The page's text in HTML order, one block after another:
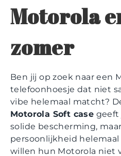
Motorola
zomer
Ben jij op zoek naar een
telefoonhoesje dat niet
vibe helemaal matcht?
Motorola Soft case geeft
solide bescherming,
persoonlijkheid helemaal
willen hun Motorola niet